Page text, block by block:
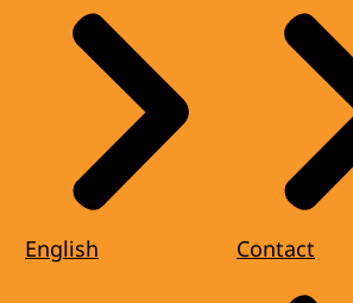
English Contact